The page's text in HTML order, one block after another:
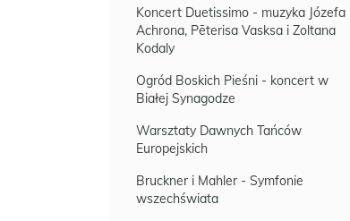
Koncert Duetissimo - muzyka Józefa
Achrona, Pēterisa Vasksa i Zoltana
Kodaly
Ogród Boskich Pieśni - koncert w
Białej Synagodze
Warsztaty Dawnych Tańców
Europejskich
Bruckner i Mahler - Symfonie
wszechświata